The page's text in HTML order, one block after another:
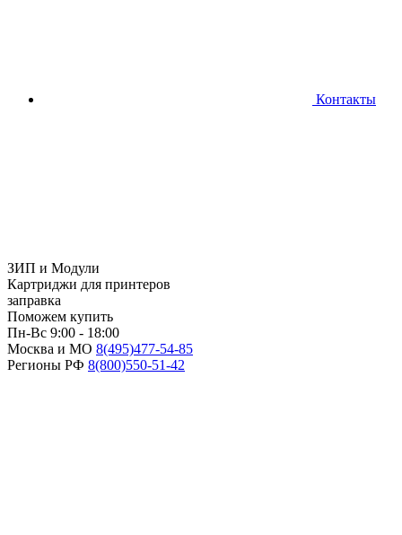
Контакты
ЗИП и Модули
Картриджи для принтеров
заправка
Поможем купить
Пн-Вс 9:00 - 18:00
Москва и МО 8(495)477-54-85
Регионы РФ 8(800)550-51-42